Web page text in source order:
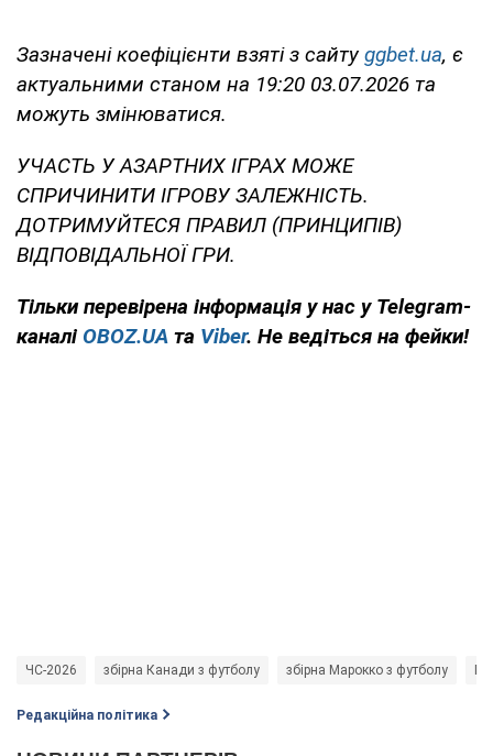
Зазначені коефіцієнти взяті з сайтуggbet.ua, є
актуальними станом на 19:20 03.07.2026 та
можуть змінюватися.
УЧАСТЬ У АЗАРТНИХ ІГРАХ МОЖЕ
СПРИЧИНИТИ ІГРОВУ ЗАЛЕЖНІСТЬ.
ДОТРИМУЙТЕСЯ ПРАВИЛ (ПРИНЦИПІВ)
ВІДПОВІДАЛЬНОЇ ГРИ.
Тільки перевірена інформація у нас у Telegram-
каналі OBOZ.UA та Viber. Не ведіться на фейки!
ЧС-2026 збірна Канади з футболу збірна Марокко з футболу
Редакційна політика